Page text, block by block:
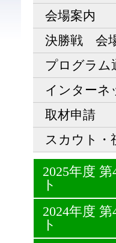
会場案内
決勝戦 会
プログラム
インターネ
取材申請
スカウト・
2025年度
ト
2024年度
ト